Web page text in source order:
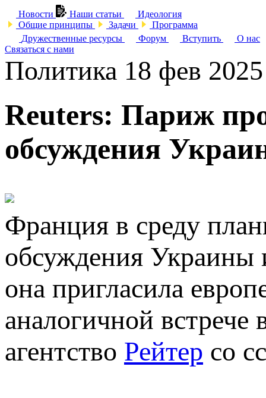
Новости Наши статьи
Идеология
Общие принципы
Задачи
Программа
Дружественные ресурсы
Форум Вступить
О нас
Связаться с нами
Политика 18 фев 2025
Reuters: Париж
обсуждения
Франция в среду
обсуждения Украины
она пригласила
аналогичной
агентство Рейтер со